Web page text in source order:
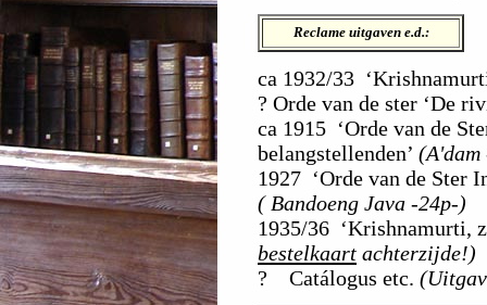
Reclame uitgaven e.d.:
ca 1932/33
? Orde van de ster ‘De
ca 1915 ‘Orde van de
belangstellenden’ (A'dam
1927 ‘Orde van de Ster
( Bandoeng Java -24p-)
1935/36 ‘Krishnamurti,
bestelkaart achterzijde!)
? Catálogus etc.